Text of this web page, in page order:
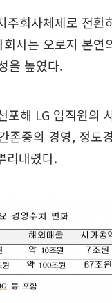
회사체제로 전
사는 오로지 본
을 높였다.
포해 LG 임직원의
중의 경영, 정도
리내렸다.